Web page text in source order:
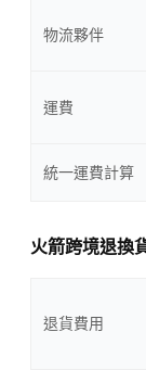
物流夥伴
運費
統一運費計算
火箭跨境退換
退貨費用